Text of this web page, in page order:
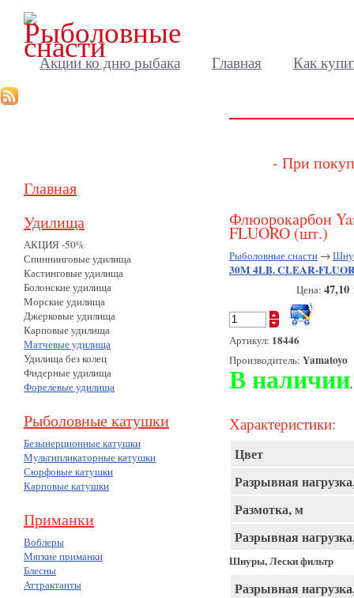
Акции ко дню рыбака Главная Как
Главная
Удилища
АКЦИЯ -50%
Спиннинговые удилища
Кастинговые удилища
Болонские удилища
Морские удилища
Джерковые удилища
Карповые удилища
Матчевые удилища
Удилища без колец
Фидерные удилища
Форелевые удилища
Рыболовные катушки
Безынерционные катушки
Мультипликаторные катушки
Сюрфовые катушки
Карповые катушки
Приманки
Воблеры
Мягкие приманки
Блесны
Аттрактанты
- При
Флюорокарбон
FLUORO (шт.)
Рыболовные снасти →
30M 4LB. CLEAR-
Цена:
Артикул: 18446
Производитель: Yamatoyo
В наличии.
Характеристики:
Цвет
Разрывная
Размотка, м
Разрывная
Шнуры, Лески фильтр
Разрывная